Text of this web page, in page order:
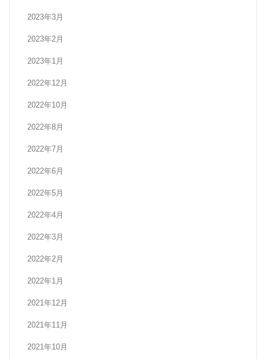
2023年3月
2023年2月
2023年1月
2022年12月
2022年10月
2022年8月
2022年7月
2022年6月
2022年5月
2022年4月
2022年3月
2022年2月
2022年1月
2021年12月
2021年11月
2021年10月